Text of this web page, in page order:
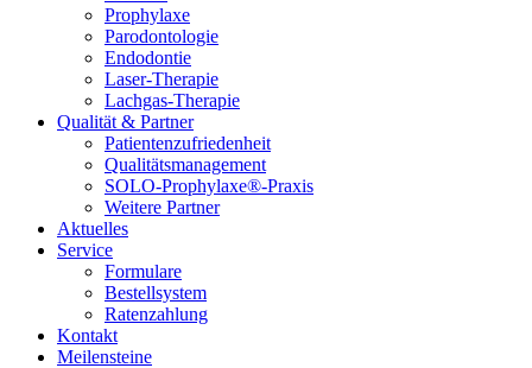
Prophylaxe
Parodontologie
Endodontie
Laser-Therapie
Lachgas-Therapie
Qualität & Partner
Patientenzufriedenheit
Qualitätsmanagement
SOLO-Prophylaxe®-Praxis
Weitere Partner
Aktuelles
Service
Formulare
Bestellsystem
Ratenzahlung
Kontakt
Meilensteine